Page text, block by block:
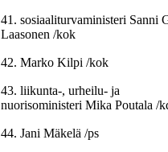
41. sosiaaliturvaministeri Sanni
Laasonen /kok
42. Marko Kilpi /kok
43. liikunta-, urheilu- ja
nuorisoministeri Mika Poutala /
44. Jani Mäkelä /ps